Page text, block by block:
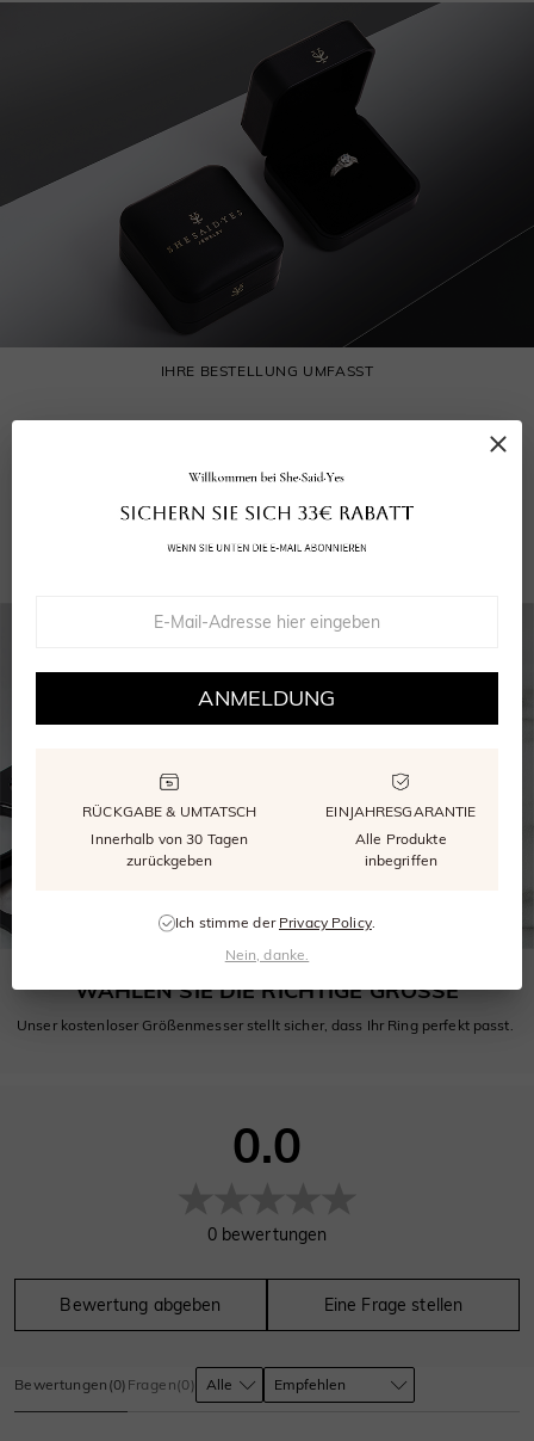
IHRE BESTELLUNG UMFASST
WÄHLEN SIE DIE RICHTIGE GRÖSSE
Unser kostenloser Größenmesser stellt sicher, dass Ihr Ring perfekt passt.
0.0
0 bewertungen
Bewertung abgeben Eine Frage stellen
Bewertungen (0) Fragen(0)
ANMELDUNG
RÜCKGABE & UMTATSCH
Innerhalb von 30 Tagen
zurückgeben
EINJAHRESGARANTIE
Alle Produkte
inbegriffen
Ich stimme der Privacy Policy.
Nein, danke.